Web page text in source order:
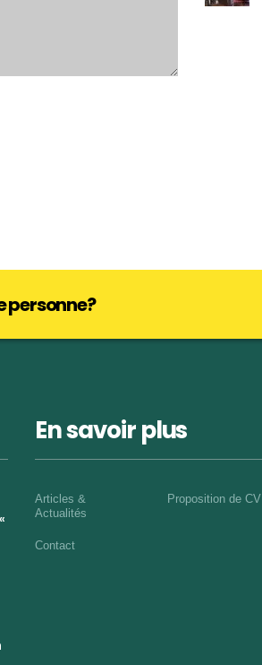
personne?
En savoir plus
Articles &
Actualités
Proposition de CV
Contact